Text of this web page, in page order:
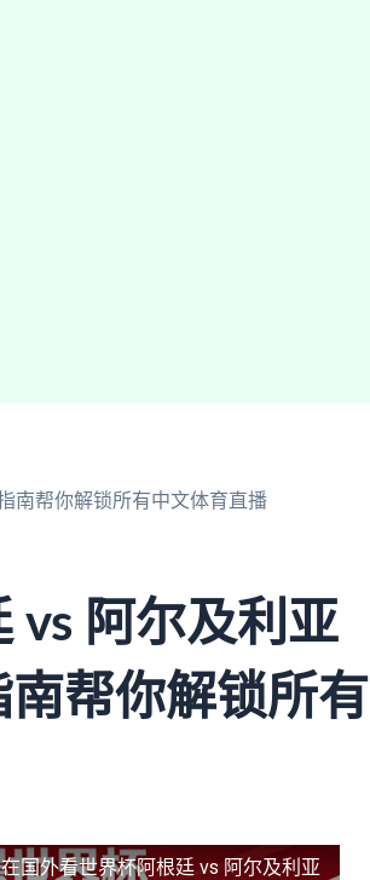
南帮你解锁所有中文体育直播
vs 阿尔及利亚
帮你解锁所有
在国外看世界杯阿根廷 vs 阿尔及利亚